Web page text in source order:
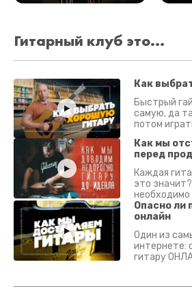
Гитарный клуб это...
Как
Быстрый
самую, да
потом
Как мы
перед
Каждая
это
гитары?
Подробно - в
Опасно ли
онлайн
Один из
интернете:
гитару ОНЛАЙН? Хм,